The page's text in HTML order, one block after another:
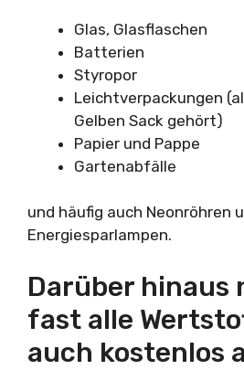
Glas, Glasflaschen
Batterien
Styropor
Leichtverpackungen
Gelben Sack gehört)
Papier und Pappe
Gartenabfälle
und häufig auch Neonröhren
Energiesparlampen.
Darüber hinaus
fast alle
auch kostenlos